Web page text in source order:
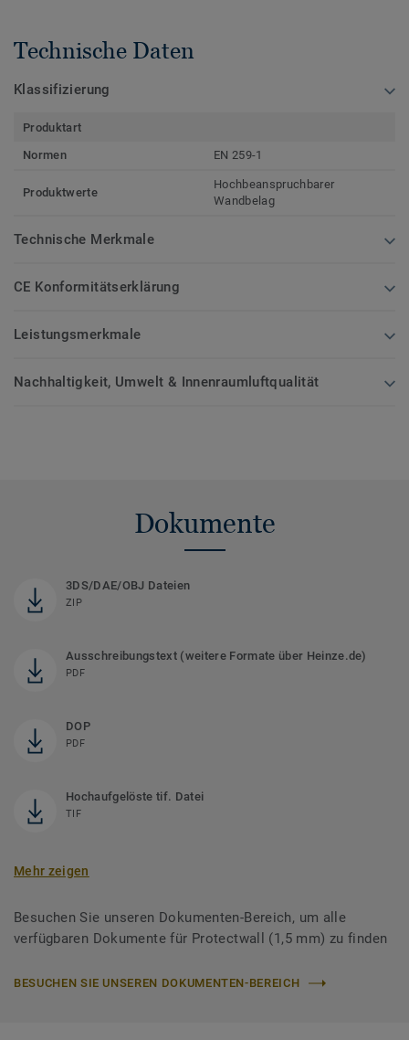
Technische Daten
Klassifizierung
Produktart
Normen
EN 259-1
Produktwerte
Hochbeanspruchbarer
Wandbelag
Technische Merkmale
CE Konformitätserklärung
Leistungsmerkmale
Nachhaltigkeit, Umwelt & Innenraumluftqualität
Dokumente
3DS/DAE/OBJ Dateien
ZIP
Ausschreibungstext (weitere Formate über Heinze.de)
PDF
DOP
PDF
Hochaufgelöste tif. Datei
TIF
Mehr zeigen
Besuchen Sie unseren Dokumenten-Bereich, um alle
verfügbaren Dokumente für Protectwall (1,5 mm) zu finden
BESUCHEN SIE UNSEREN DOKUMENTEN-BEREICH